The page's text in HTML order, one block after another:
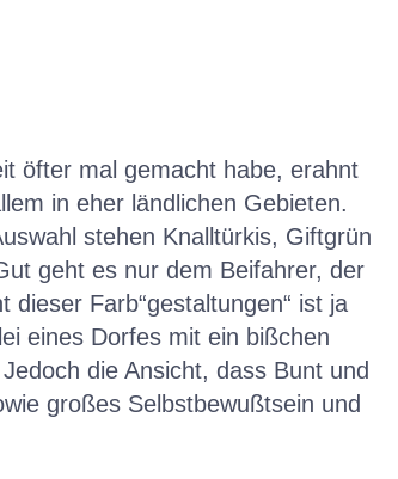
öfter mal gemacht habe, erahnt
in eher ländlichen Gebieten.
stehen Knalltürkis, Giftgrün
geht es nur dem Beifahrer, der
Farb“gestaltungen“ ist ja
eines Dorfes mit ein bißchen
die Ansicht, dass Bunt und
großes Selbstbewußtsein und